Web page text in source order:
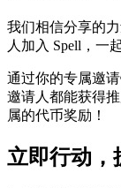
我们相信分享的
人加入 Spell，一
通过你的专属邀
邀请人都能获得
属的代币奖励！
立即行动，